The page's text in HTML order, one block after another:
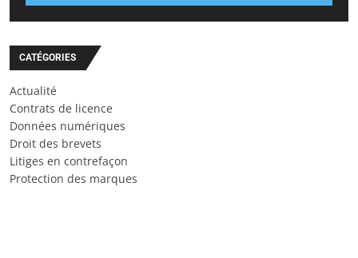
CATÉGORIES
Actualité
Contrats de licence
Données numériques
Droit des brevets
Litiges en contrefaçon
Protection des marques